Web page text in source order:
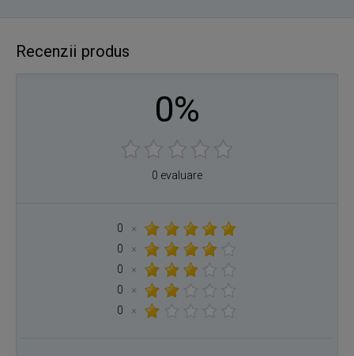
Recenzii produs
0%
0 evaluare
0
×
0
×
0
×
0
×
0
×